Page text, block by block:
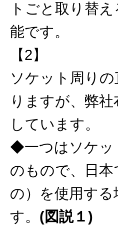
トごと取り替
能です。
【2】
ソケット周り
りますが、弊
しています。
◆一つはソケッ
のもので、日
の）を使用す
す。 (図説１)